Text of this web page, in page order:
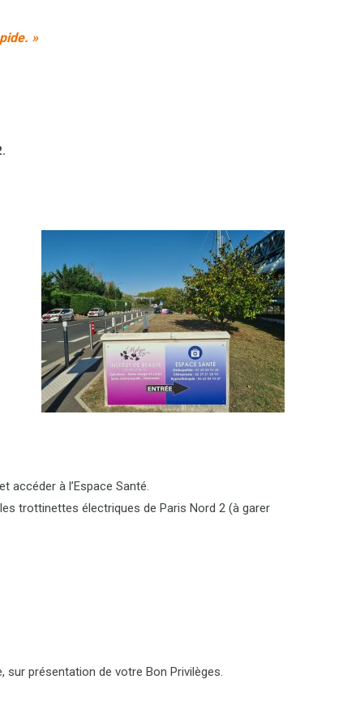
»
accéder à l’Espace Santé.
trottinettes électriques de Paris Nord 2 (à garer
sur présentation de votre Bon Privilèges.